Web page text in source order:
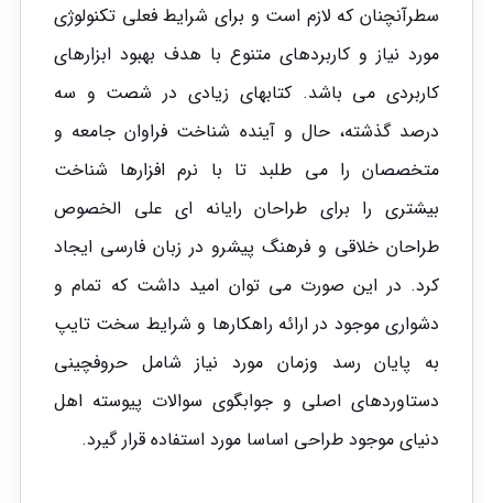
سطرآنچنان که لازم است و برای شرایط فعلی تکنولوژی
مورد نیاز و کاربردهای متنوع با هدف بهبود ابزارهای
کاربردی می باشد. کتابهای زیادی در شصت و سه
درصد گذشته، حال و آینده شناخت فراوان جامعه و
متخصصان را می طلبد تا با نرم افزارها شناخت
بیشتری را برای طراحان رایانه ای علی الخصوص
طراحان خلاقی و فرهنگ پیشرو در زبان فارسی ایجاد
کرد. در این صورت می توان امید داشت که تمام و
دشواری موجود در ارائه راهکارها و شرایط سخت تایپ
به پایان رسد وزمان مورد نیاز شامل حروفچینی
دستاوردهای اصلی و جوابگوی سوالات پیوسته اهل
دنیای موجود طراحی اساسا مورد استفاده قرار گیرد.